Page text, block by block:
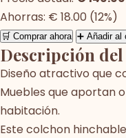
Ahorras: € 18.00 (12%)
🛒 Comprar ahora ➕ Añadir al
Descripción
Diseño atractivo que
Muebles que aportan
habitación.
Este colchon